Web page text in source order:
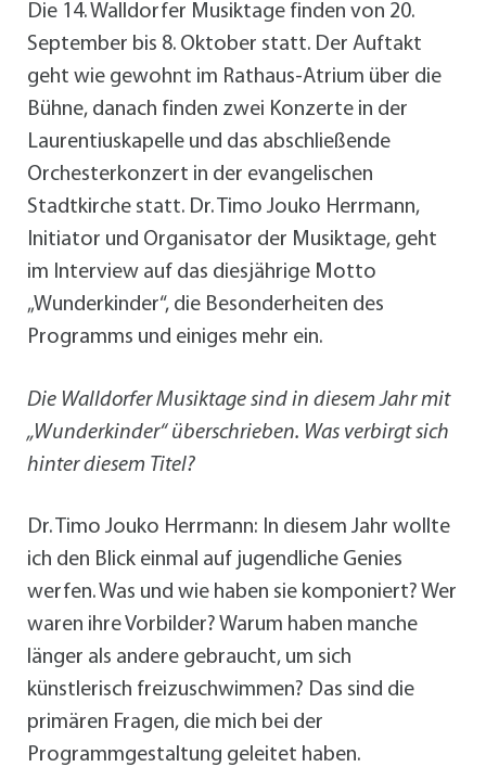
Die 14. Walldorfer Musiktage finden von 20.
September bis 8. Oktober statt. Der Auftakt
geht wie gewohnt im Rathaus-Atrium über die
Bühne, danach finden zwei Konzerte in der
Laurentiuskapelle und das abschließende
Orchesterkonzert in der evangelischen
Stadtkirche statt. Dr. Timo Jouko Herrmann,
Initiator und Organisator der Musiktage, geht
im Interview auf das diesjährige Motto
„Wunderkinder“, die Besonderheiten des
Programms und einiges mehr ein.
Die Walldorfer Musiktage sind in diesem Jahr mit
„Wunderkinder“ überschrieben. Was verbirgt sich
hinter diesem Titel?
Dr. Timo Jouko Herrmann: In diesem Jahr wollte
ich den Blick einmal auf jugendliche Genies
werfen. Was und wie haben sie komponiert? Wer
waren ihre Vorbilder? Warum haben manche
länger als andere gebraucht, um sich
künstlerisch freizuschwimmen? Das sind die
primären Fragen, die mich bei der
Programmgestaltung geleitet haben.